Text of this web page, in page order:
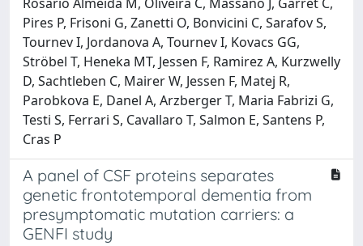
Pires P, Frisoni G, Zanetti O, Bonvicini C, Sarafov S,
Tournev I, Jordanova A, Tournev I, Kovacs GG,
Ströbel T, Heneka MT, Jessen F, Ramirez A, Kurzwelly
D, Sachtleben C, Mairer W, Jessen F, Matej R,
Parobkova E, Danel A, Arzberger T, Maria Fabrizi G,
Testi S, Ferrari S, Cavallaro T, Salmon E, Santens P,
Cras P
A panel of CSF proteins separates
genetic frontotemporal dementia from
presymptomatic mutation carriers: a
GENFI study